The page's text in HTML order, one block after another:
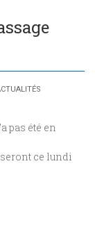
pas été en
ce lundi